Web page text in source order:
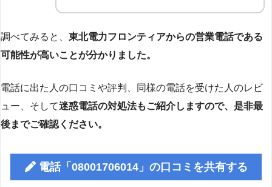
調べてみると、 東北電力フロンティアからの営業電話である
可能性が高いことが分かりました。
電話に出た人の口コミや評判、同様の電話を受けた人のレビ
ュー、そして迷惑電話の対処法もご紹介しますので、是非最
後までご確認ください。
電話「08001706014」の口コミを共有する